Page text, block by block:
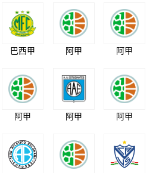
巴西甲 阿甲 阿甲
阿甲 阿甲 阿甲